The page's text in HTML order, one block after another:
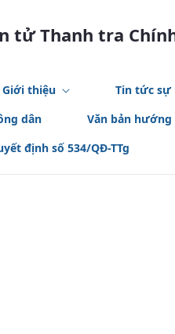
tử Thanh tra
Giới thiệu Tin tức sự
dân Văn bản hướng
định số 534/QĐ-TTg